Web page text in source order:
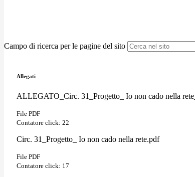
Campo di ricerca per le pagine del sito
Allegati
ALLEGATO_Circ. 31_Progetto_ Io non cado nella
File PDF
Contatore click: 22
Circ. 31_Progetto_ Io non cado nella rete.pdf
File PDF
Contatore click: 17